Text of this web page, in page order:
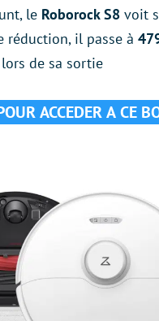
le Roborock S8 voit
réduction, il passe à
lors de sa sortie
ACCEDER A CE